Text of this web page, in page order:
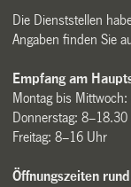
Die Dienststellen
Angaben finden Sie
Empfang am
Montag bis
Donnerstag: 8–18.30
Freitag: 8–16 Uhr
Öffnungszeiten